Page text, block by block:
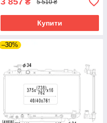
₴ 5 510 ₴
Купити
–30%